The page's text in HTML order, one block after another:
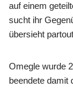
auf einem
sucht ihr
übersieht
Omegle wurde
beendete damit